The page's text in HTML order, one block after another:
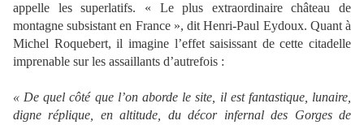
appelle les superlatifs. « Le plus extraordinaire château de
montagne subsistant en France », dit Henri-Paul Eydoux. Quant à
Michel Roquebert, il imagine l’effet saisissant de cette citadelle
imprenable sur les assaillants d’autrefois :
« De quel côté que l’on aborde le site, il est fantastique, lunaire,
digne réplique, en altitude, du décor infernal des Gorges de